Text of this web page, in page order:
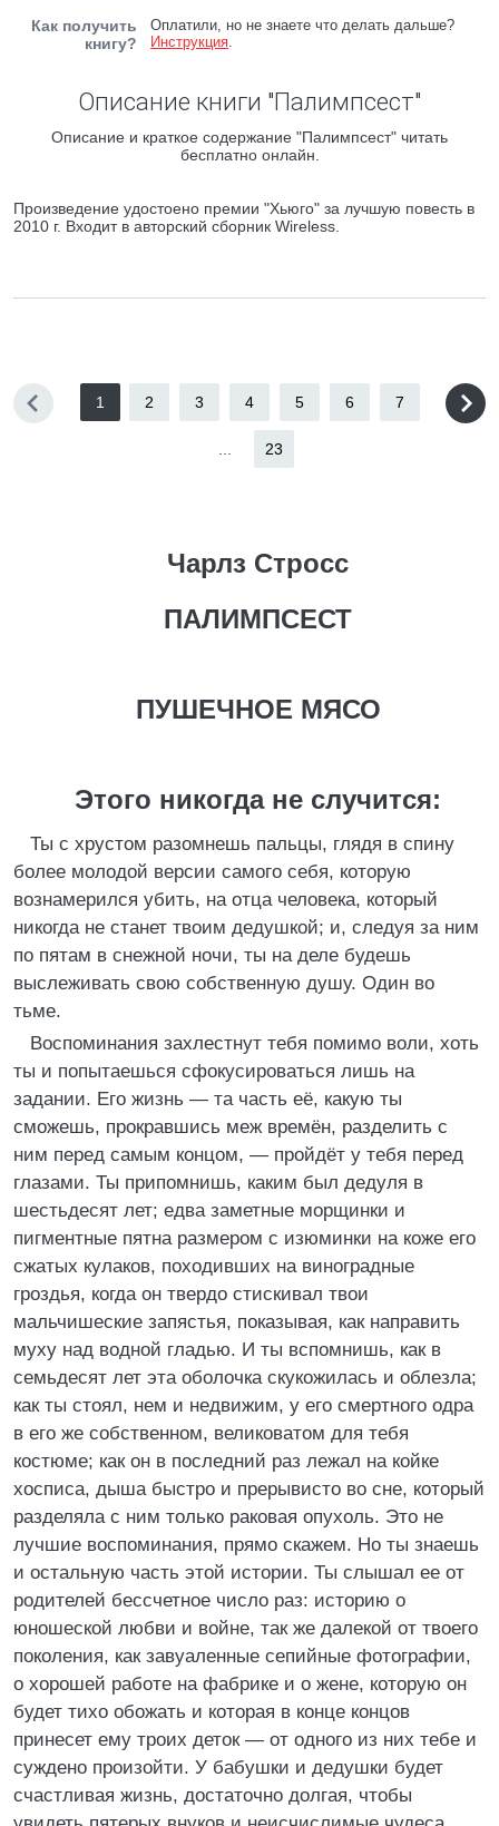
Как получить
книгу?
Оплатили, но не знаете что делать дальше?
Инструкция.
Описание книги "Палимпсест"
Описание и краткое содержание "Палимпсест" читать
бесплатно онлайн.
Произведение удостоено премии "Хьюго" за лучшую повесть в
2010 г. Входит в авторский сборник Wireless.
1 2 3 4 5 6 7
23
Чарлз Стросс
ПАЛИМПСЕСТ
ПУШЕЧНОЕ МЯСО
Этого никогда не случится:
Ты с хрустом разомнешь пальцы, глядя в спину
более молодой версии самого себя, которую
вознамерился убить, на отца человека, который
никогда не станет твоим дедушкой; и, следуя за ним
по пятам в снежной ночи, ты на деле будешь
выслеживать свою собственную душу. Один во
тьме.
Воспоминания захлестнут тебя помимо воли, хоть
ты и попытаешься сфокусироваться лишь на
задании. Его жизнь — та часть её, какую ты
сможешь, прокравшись меж времён, разделить с
ним перед самым концом, — пройдёт у тебя перед
глазами. Ты припомнишь, каким был дедуля в
шестьдесят лет; едва заметные морщинки и
пигментные пятна размером с изюминки на коже его
сжатых кулаков, походивших на виноградные
гроздья, когда он твердо стискивал твои
мальчишеские запястья, показывая, как направить
муху над водной гладью. И ты вспомнишь, как в
семьдесят лет эта оболочка скукожилась и облезла;
как ты стоял, нем и недвижим, у его смертного одра
в его же собственном, великоватом для тебя
костюме; как он в последний раз лежал на койке
хосписа, дыша быстро и прерывисто во сне, который
разделяла с ним только раковая опухоль. Это не
лучшие воспоминания, прямо скажем. Но ты знаешь
и остальную часть этой истории. Ты слышал ее от
родителей бессчетное число раз: историю о
юношеской любви и войне, так же далекой от твоего
поколения, как завуаленные сепийные фотографии,
о хорошей работе на фабрике и о жене, которую он
будет тихо обожать и которая в конце концов
принесет ему троих деток — от одного из них тебе и
суждено произойти. У бабушки и дедушки будет
счастливая жизнь, достаточно долгая, чтобы